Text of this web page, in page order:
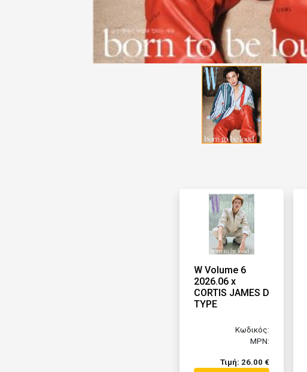
W Volume 6
2026.06 x
CORTIS JAMES D
TYPE
Κωδικός:
MPN:
Τιμή: 26.00 €